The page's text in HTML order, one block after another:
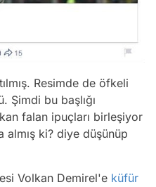
Resimde de öfkeli
Şimdi bu başlığı
falan ipuçları birleşiyor
ki? diye düşünüp
Volkan Demirel'e küfür